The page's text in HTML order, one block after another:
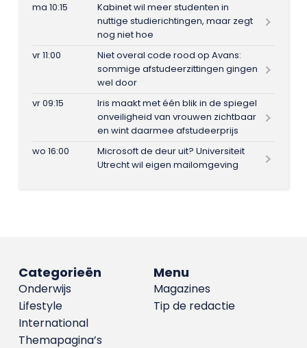
ma 10:15
Kabinet wil meer studenten in
nuttige studierichtingen, maar zegt
nog niet hoe
vr 11:00
Niet overal code rood op Avans:
sommige afstudeerzittingen gingen
wel door
vr 09:15
Iris maakt met één blik in de spiegel
onveiligheid van vrouwen zichtbaar
en wint daarmee afstudeerprijs
wo 16:00
Microsoft de deur uit? Universiteit
Utrecht wil eigen mailomgeving
Menu
Magazines
Tip de redactie
Categorieën
Onderwijs
Lifestyle
International
Themapagina’s